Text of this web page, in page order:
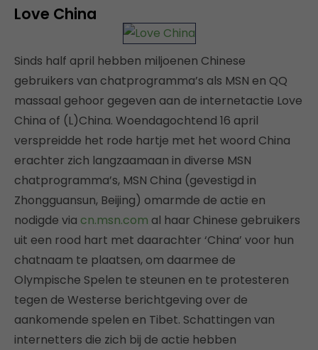
Love China
Sinds half april hebben miljoenen Chinese
gebruikers van chatprogramma’s als MSN en QQ
massaal gehoor gegeven aan de internetactie Love
China of (L)China. Woendagochtend 16 april
verspreidde het rode hartje met het woord China
erachter zich langzaamaan in diverse MSN
chatprogramma’s, MSN China (gevestigd in
Zhongguansun, Beijing) omarmde de actie en
nodigde via cn.msn.com al haar Chinese gebruikers
uit een rood hart met daarachter ‘China’ voor hun
chatnaam te plaatsen, om daarmee de
Olympische Spelen te steunen en te protesteren
tegen de Westerse berichtgeving over de
aankomende spelen en Tibet. Schattingen van
internetters die zich bij de actie hebben